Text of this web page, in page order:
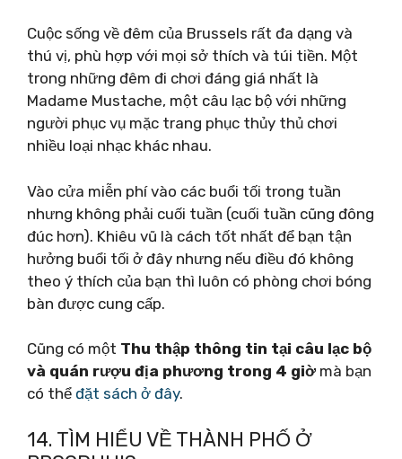
Cuộc sống về đêm của Brussels rất đa dạng và
thú vị, phù hợp với mọi sở thích và túi tiền. Một
trong những đêm đi chơi đáng giá nhất là
Madame Mustache, một câu lạc bộ với những
người phục vụ mặc trang phục thủy thủ chơi
nhiều loại nhạc khác nhau.
Vào cửa miễn phí vào các buổi tối trong tuần
nhưng không phải cuối tuần (cuối tuần cũng đông
đúc hơn). Khiêu vũ là cách tốt nhất để bạn tận
hưởng buổi tối ở đây nhưng nếu điều đó không
theo ý thích của bạn thì luôn có phòng chơi bóng
bàn được cung cấp.
Cũng có một Thu thập thông tin tại câu lạc bộ
và quán rượu địa phương trong 4 giờ mà bạn
có thể đặt sách ở đây.
14. TÌM HIỂU VỀ THÀNH PHỐ Ở